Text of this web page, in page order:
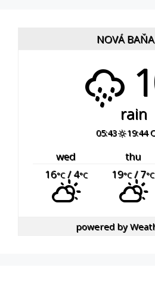
NOVÁ
rain
05:43 19:44
wed thu
16°C/ 4°C 19°C/ 7°C
powered by